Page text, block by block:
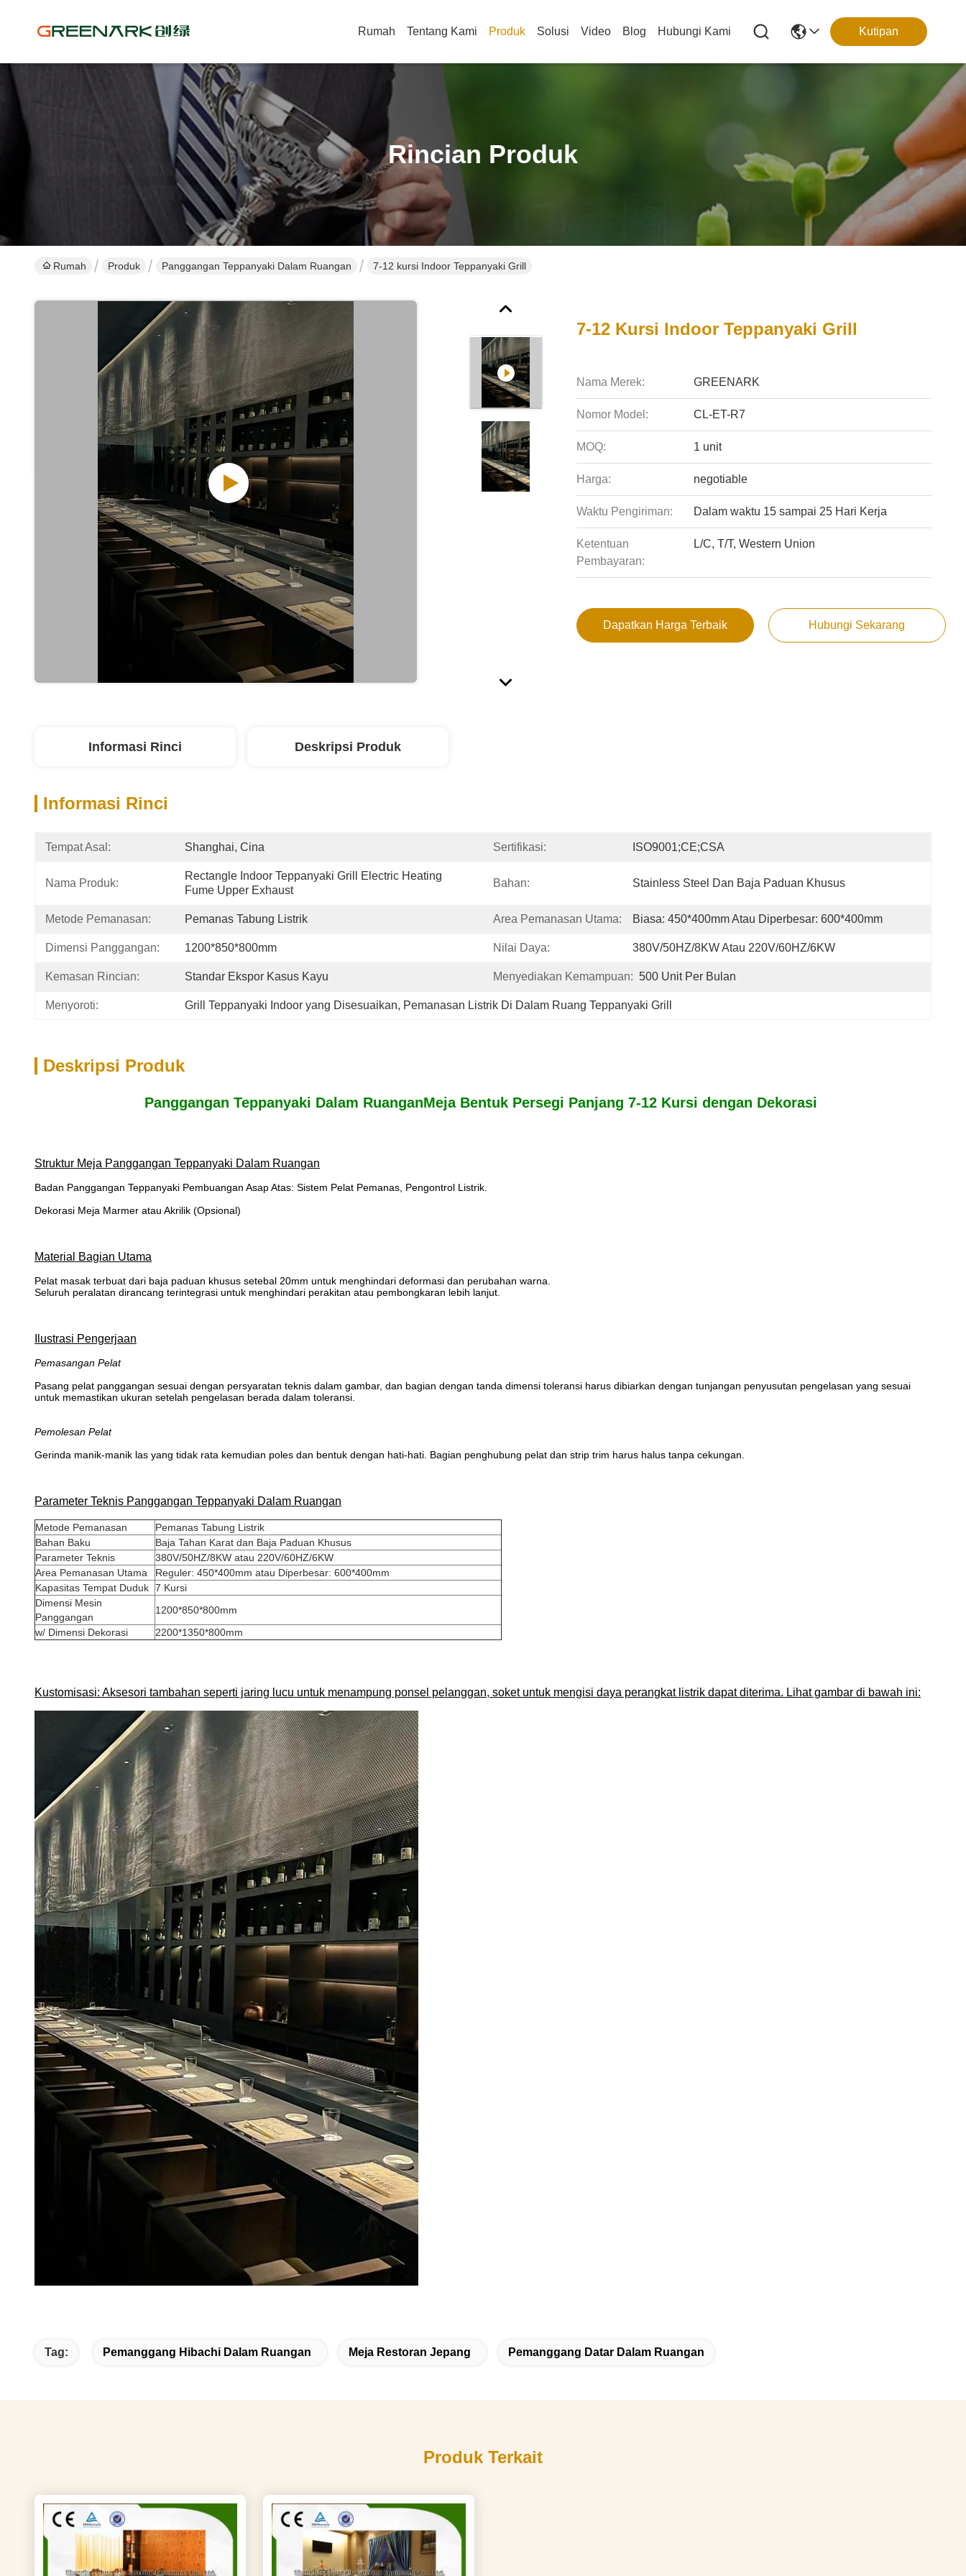
Rumah Tentang Kami Produk Solusi Video Blog Hubungi Kami Kutipan
Rincian Produk
Rumah Produk Panggangan Teppanyaki Dalam Ruangan 7-12 kursi Indoor Teppanyaki Grill
7-12 Kursi Indoor Teppanyaki Grill
Nama Merek: GREENARK
Nomor Model: CL-ET-R7
MOQ: 1 unit
Harga: negotiable
Waktu Pengiriman: Dalam waktu 15 sampai 25 Hari Kerja
Ketentuan
Pembayaran:
L/C, T/T, Western Union
Dapatkan Harga Terbaik Hubungi Sekarang
Informasi Rinci Deskripsi Produk
Informasi Rinci
Tempat Asal: Shanghai, Cina Sertifikasi: ISO9001;CE;CSA
Nama Produk:
Rectangle Indoor Teppanyaki Grill Electric Heating
Fume Upper Exhaust
Bahan: Stainless Steel Dan Baja Paduan Khusus
Metode Pemanasan: Pemanas Tabung Listrik Area Pemanasan Utama: Biasa: 450*400mm Atau Diperbesar: 600*400mm
Dimensi Panggangan: 1200*850*800mm Nilai Daya: 380V/50HZ/8KW Atau 220V/60HZ/6KW
Kemasan Rincian: Standar Ekspor Kasus Kayu Menyediakan Kemampuan: 500 Unit Per Bulan
Menyoroti: Grill Teppanyaki Indoor yang Disesuaikan, Pemanasan Listrik Di Dalam Ruang Teppanyaki Grill
Deskripsi Produk
Panggangan Teppanyaki Dalam RuanganMeja Bentuk Persegi Panjang 7-12 Kursi dengan Dekorasi
Struktur Meja Panggangan Teppanyaki Dalam Ruangan
Badan Panggangan Teppanyaki Pembuangan Asap Atas: Sistem Pelat Pemanas, Pengontrol Listrik.
Dekorasi Meja Marmer atau Akrilik (Opsional)
Material Bagian Utama
Pelat masak terbuat dari baja paduan khusus setebal 20mm untuk menghindari deformasi dan perubahan warna.
Seluruh peralatan dirancang terintegrasi untuk menghindari perakitan atau pembongkaran lebih lanjut.
Ilustrasi Pengerjaan
Pemasangan Pelat
Pasang pelat panggangan sesuai dengan persyaratan teknis dalam gambar, dan bagian dengan tanda dimensi toleransi harus dibiarkan dengan tunjangan penyusutan pengelasan yang sesuai
untuk memastikan ukuran setelah pengelasan berada dalam toleransi.
Pemolesan Pelat
Gerinda manik-manik las yang tidak rata kemudian poles dan bentuk dengan hati-hati. Bagian penghubung pelat dan strip trim harus halus tanpa cekungan.
Parameter Teknis Panggangan Teppanyaki Dalam Ruangan
Metode Pemanasan
Pemanas Tabung Listrik
Bahan Baku
Baja Tahan Karat dan Baja Paduan Khusus
Parameter Teknis
380V/50HZ/8KW atau 220V/60HZ/6KW
Area Pemanasan Utama
Reguler: 450*400mm atau Diperbesar: 600*400mm
Kapasitas Tempat Duduk 7 Kursi
Dimensi Mesin
Panggangan
1200*850*800mm
w/ Dimensi Dekorasi
2200*1350*800mm
Kustomisasi: Aksesori tambahan seperti jaring lucu untuk menampung ponsel pelanggan, soket untuk mengisi daya perangkat listrik dapat diterima. Lihat gambar di bawah ini:
Tag: Pemanggang Hibachi Dalam Ruangan Meja Restoran Jepang Pemanggang Datar Dalam Ruangan
Produk Terkait